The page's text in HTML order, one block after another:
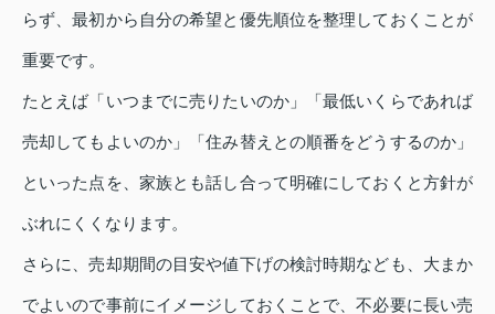
らず、最初から自分の希望と優先順位を整理しておくことが
重要です。
たとえば「いつまでに売りたいのか」「最低いくらであれば
売却してもよいのか」「住み替えとの順番をどうするのか」
といった点を、家族とも話し合って明確にしておくと方針が
ぶれにくくなります。
さらに、売却期間の目安や値下げの検討時期なども、大まか
でよいので事前にイメージしておくことで、不必要に長い売